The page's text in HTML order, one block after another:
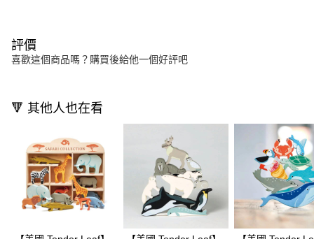
評價
喜歡這個商品嗎？購買後給他一個好評吧
🔻 其他人也在看